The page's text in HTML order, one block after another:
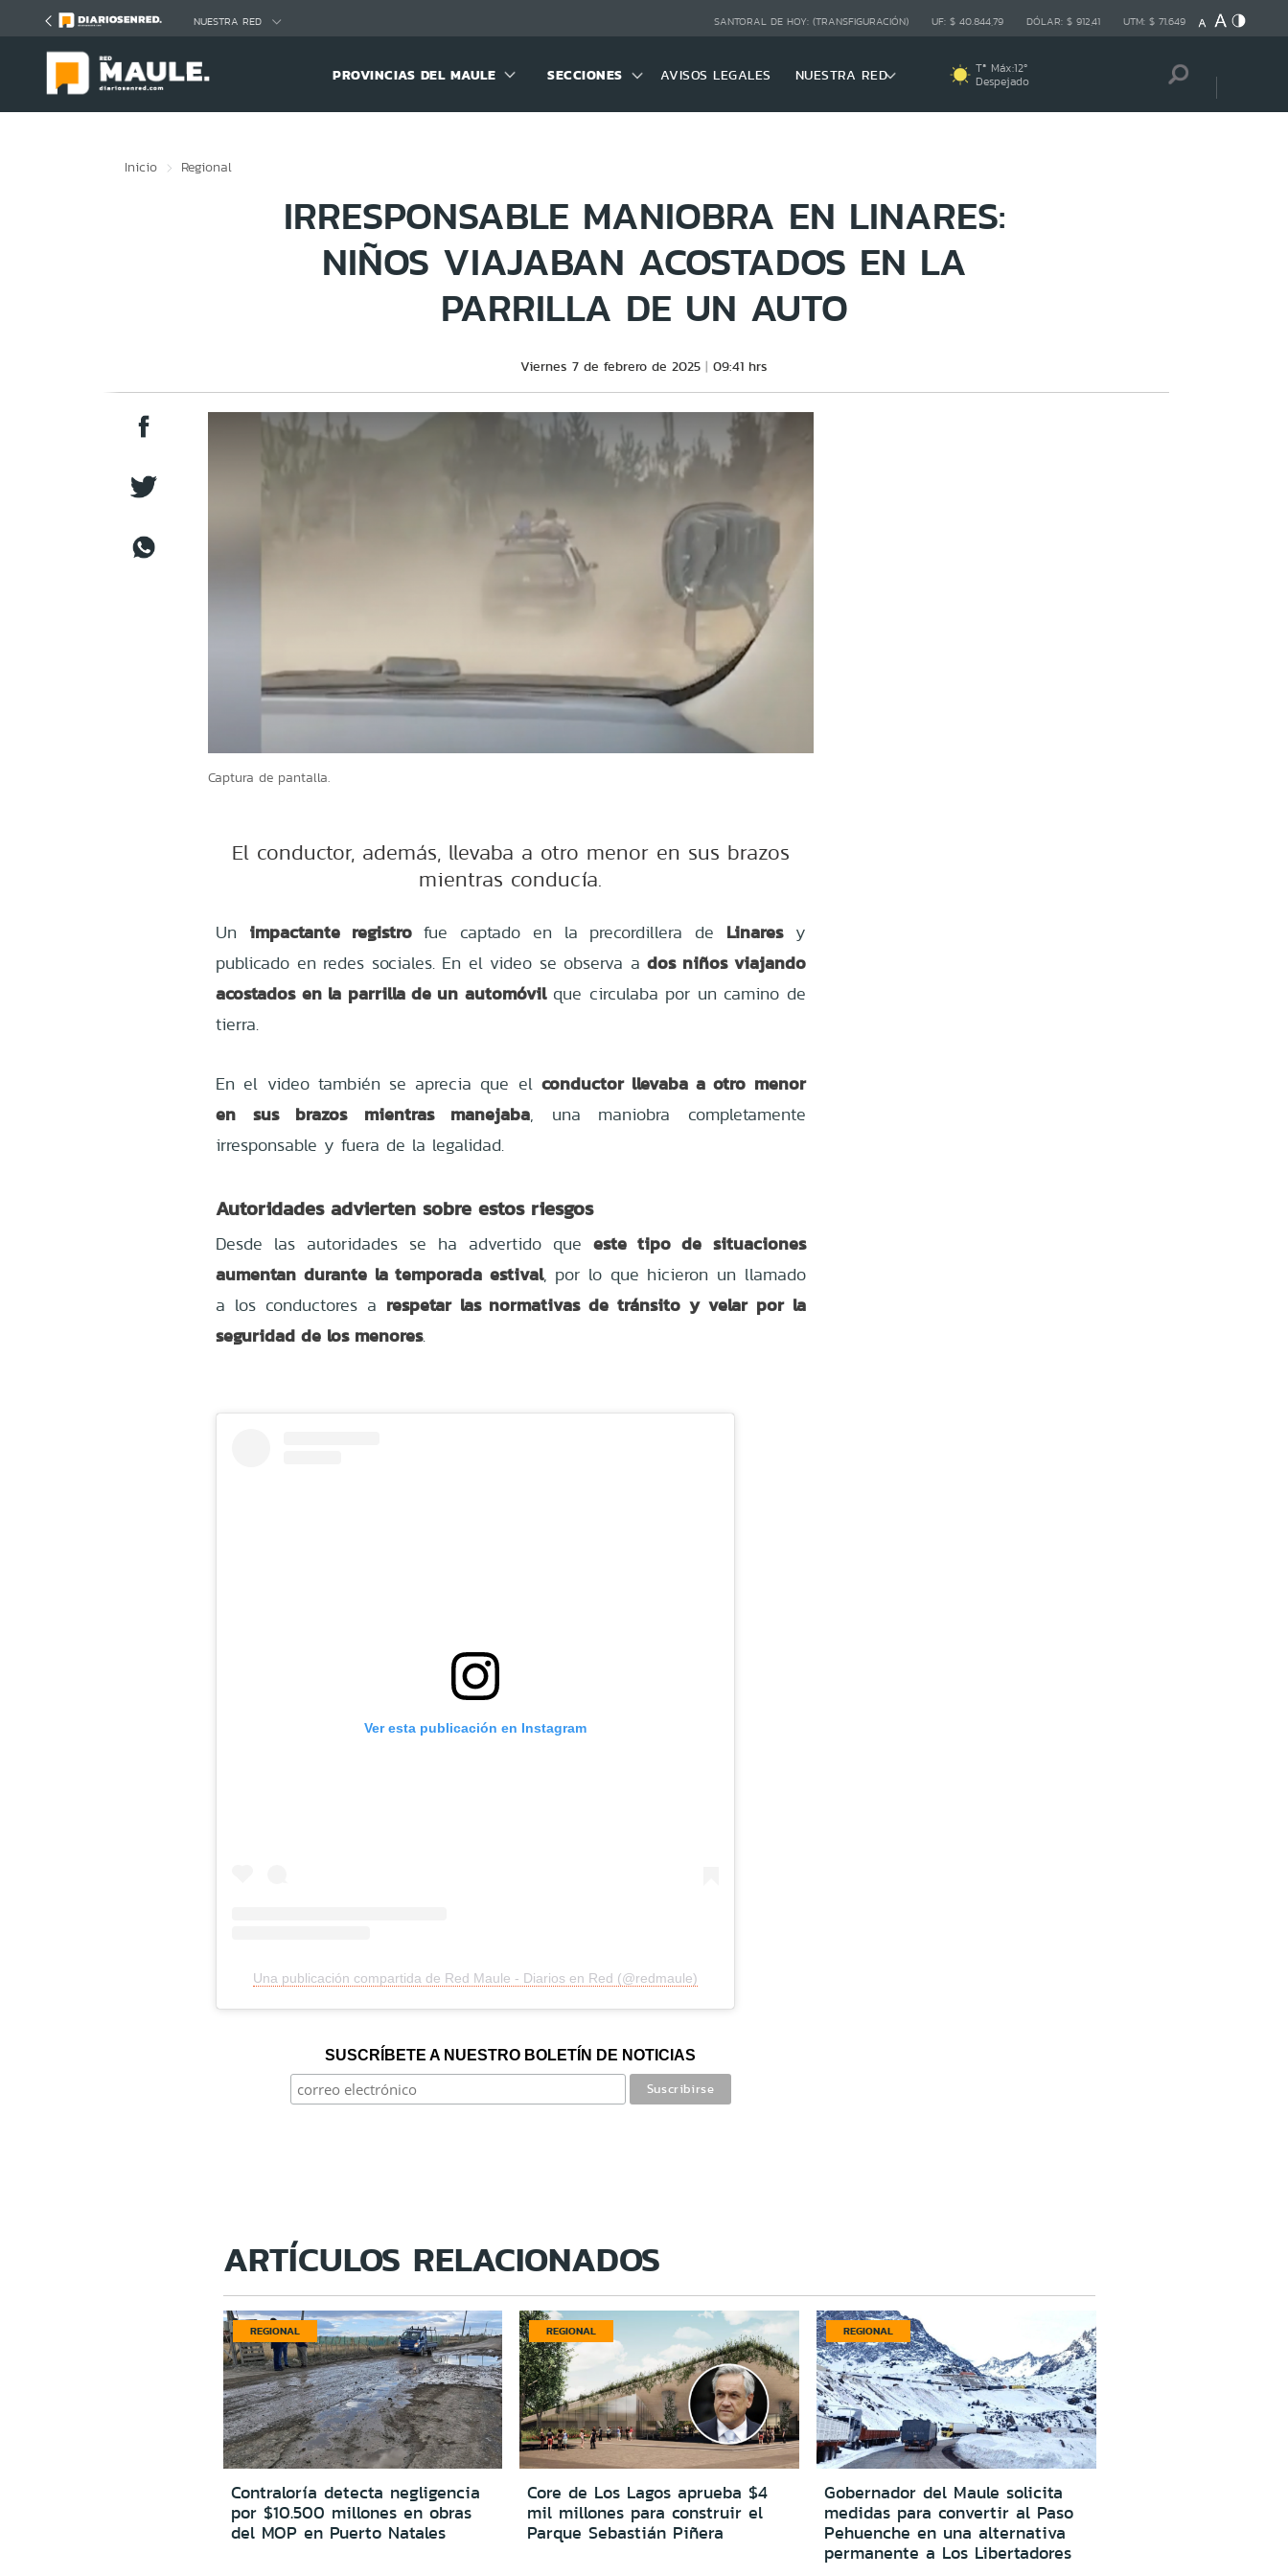
NUESTRA RED SANTORAL DE HOY: (TRANSFIGURACIÓN) UF: $ 40.844,79 DÓLAR: $ 912,41 UTM: $ 71.649
PROVINCIAS DEL MAULE SECCIONES AVISOS LEGALES NUESTRA RED Tª Máx:12º
Despejado
Inicio Regional
IRRESPONSABLE MANIOBRA EN LINARES:
NIÑOS VIAJABAN ACOSTADOS EN LA
PARRILLA DE UN AUTO
Viernes 7 de febrero de 2025 09:41 hrs
Captura de pantalla.
El conductor, además, llevaba a otro menor en sus brazos
mientras conducía.
Un impactante registrofue captado en la precordillera de Linaresy
publicado en redes sociales. En el video se observa ados niños viajando
acostados en la parrilla de un automóvilque circulaba por un camino de
tierra.
En el video también se aprecia que el conductor llevaba a otro menor
en sus brazos mientras manejaba, una maniobra completamente
irresponsable y fuera de la legalidad.
Autoridades advierten sobre estos riesgos
Desde las autoridades se ha advertido queeste tipo de situaciones
aumentan durante la temporada estival, por lo que hicieron un llamado
a los conductores a respetar las normativas de tránsito y velar por la
seguridad de los menores.
Ver esta publicación en Instagram
Una publicación compartida de Red Maule - Diarios en Red (@redmaule)
SUSCRÍBETE A NUESTRO BOLETÍN DE NOTICIAS
ARTÍCULOS RELACIONADOS
REGIONAL
Contraloría detecta negligencia
por $10.500 millones en obras
del MOP en Puerto Natales
REGIONAL
Core de Los Lagos aprueba $4
mil millones para construir el
Parque Sebastián Piñera
REGIONAL
Gobernador del Maule solicita
medidas para convertir al Paso
Pehuenche en una alternativa
permanente a Los Libertadores